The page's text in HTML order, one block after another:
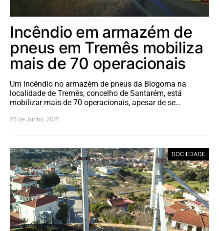
Incêndio em armazém de
pneus em Tremês mobiliza
mais de 70 operacionais
Um incêndio no armazém de pneus da Biogoma na
localidade de Tremês, concelho de Santarém, está
mobilizar mais de 70 operacionais, apesar de se…
25 de Junho, 2021
SOCIEDADE